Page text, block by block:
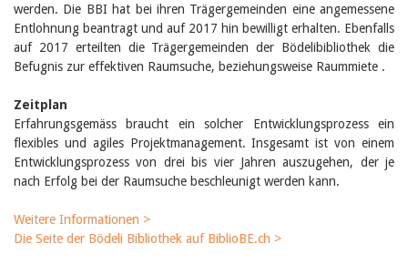
werden. Die BBI hat bei ihren Trägergemeinden eine angemessene
Entlohnung beantragt und auf 2017 hin bewilligt erhalten. Ebenfalls
auf 2017 erteilten die Trägergemeinden der Bödelibibliothek die
Befugnis zur effektiven Raumsuche, beziehungsweise Raummiete .
Zeitplan
Erfahrungsgemäss braucht ein solcher Entwicklungsprozess ein
flexibles und agiles Projektmanagement. Insgesamt ist von einem
Entwicklungsprozess von drei bis vier Jahren auszugehen, der je
nach Erfolg bei der Raumsuche beschleunigt werden kann.
Weitere Informationen >
Die Seite der Bödeli Bibliothek auf BiblioBE.ch >